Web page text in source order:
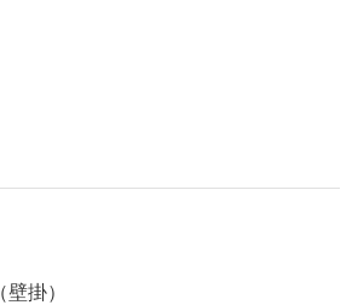
（壁掛）